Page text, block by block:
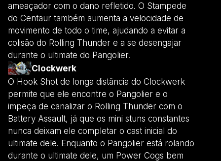
ameaçador com o dano refletido. O Stampede
do Centaur também aumenta a velocidade de
movimento de todo o time, ajudando a evitar a
colisão do Rolling Thunder e a se desengajar
durante o ultimate do Pangolier.
Clockwerk
O Hook Shot de longa distância do Clockwerk
permite que ele encontre o Pangolier e o
impeça de canalizar o Rolling Thunder com o
Battery Assault, já que os mini stuns constantes
nunca deixam ele completar o cast inicial do
ultimate dele. Enquanto o Pangolier está rolando
durante o ultimate dele, um Power Cogs bem